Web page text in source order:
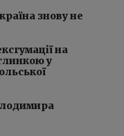
знову не
на
у